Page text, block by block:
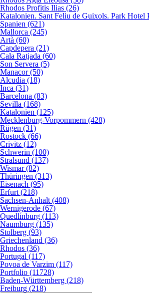
Rhodos Profitis Ilias (26)
Katalonien. Sant Feliu de Guixols. Park Hotel
Spanien (621)
Mallorca (245)
Artà (60)
Capdepera (21)
Cala Ratjada (60)
Son Servera (5)
Manacor (50)
Alcudia (18)
Inca (31)
Barcelona (83)
Sevilla (168)
Katalonien (125)
Mecklenburg-Vorpommern (428)
Rügen (31)
Rostock (66)
Crivitz (12)
Schwerin (100)
Stralsund (137)
Wismar (82)
Thüringen (313)
Eisenach (95)
Erfurt (218)
Sachsen-Anhalt (408)
Wernigerode (67)
Quedlinburg (113)
Naumburg (135)
Stolberg (93)
Griechenland (36)
Rhodos (36)
Portugal (117)
Povoa de Varzim (117)
Portfolio (11728)
Baden-Württemberg (218)
Freiburg (218)